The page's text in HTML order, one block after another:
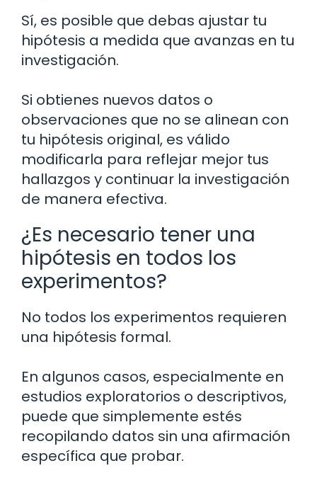
Sí, es posible que debas ajustar tu
hipótesis a medida que avanzas en tu
investigación.
Si obtienes nuevos datos o
observaciones que no se alinean con
tu hipótesis original, es válido
modificarla para reflejar mejor tus
hallazgos y continuar la investigación
de manera efectiva.
¿Es necesario tener una
hipótesis en todos los
experimentos?
No todos los experimentos requieren
una hipótesis formal.
En algunos casos, especialmente en
estudios exploratorios o descriptivos,
puede que simplemente estés
recopilando datos sin una afirmación
específica que probar.